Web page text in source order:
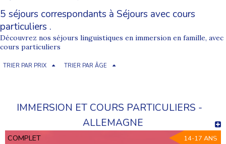
5 séjours correspondants à Séjours avec cours
particuliers .
Découvrez nos séjours linguistiques en immersion en famille, avec
cours particuliers
TRIER PAR PRIX TRIER PAR ÂGE
IMMERSION ET COURS PARTICULIERS -
ALLEMAGNE
COMPLET 14-17 ANS